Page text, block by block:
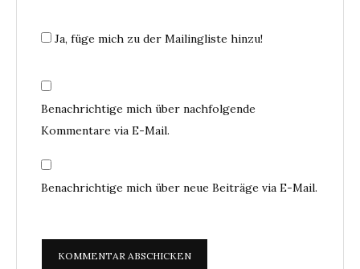
Ja, füge mich zu der Mailingliste hinzu!
Benachrichtige mich über nachfolgende
Kommentare via E-Mail.
Benachrichtige mich über neue Beiträge via E-Mail.